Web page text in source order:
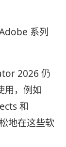
系列
2026 仍
用，例如
和
地在这些软